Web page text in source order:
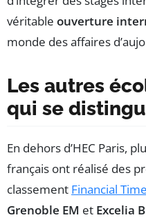
véritable ouverture
monde des affaires
Les autres
qui se
En dehors d’HEC Paris,
français ont réalisé des
classement Financial
Grenoble EM et Excelia